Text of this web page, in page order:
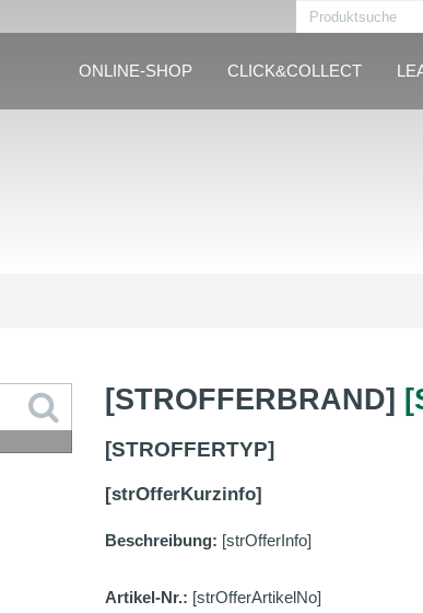
ONLINE-SHOP CLICK&COLLECT
[STROFFERBRAND]
[STROFFERTYP]
[strOfferKurzinfo]
Beschreibung: [strOfferInfo]
Artikel-Nr.: [strOfferArtikelNo]